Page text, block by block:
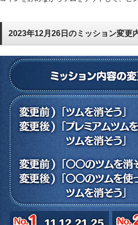
2023年12月26日のミッション変更